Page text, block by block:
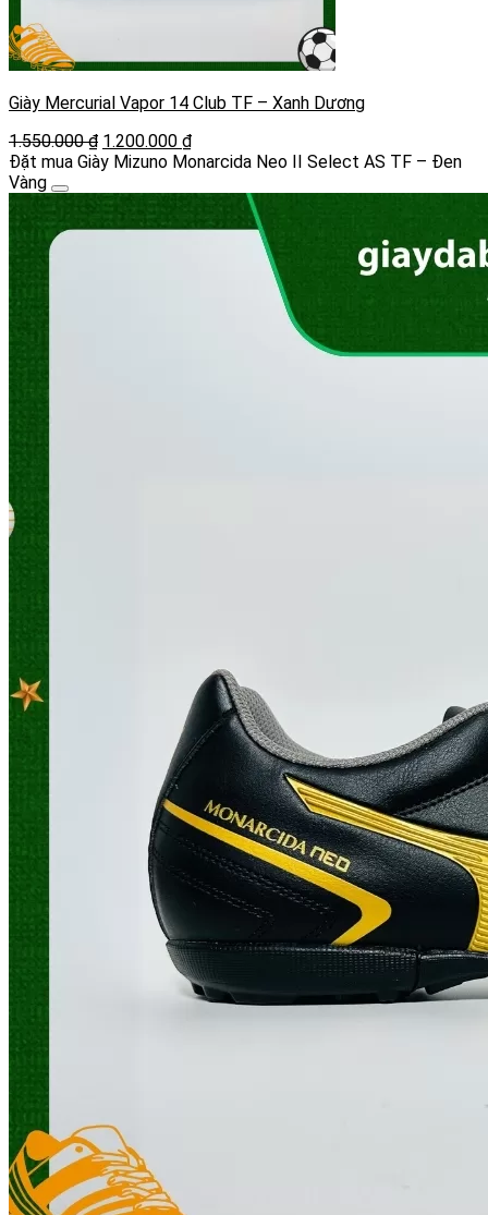
Giày Mercurial Vapor 14 Club TF – Xanh Dương
1.550.000₫ Giá
gốc
1.550.000 ₫.
1.200.000 ₫Giá
hiện
1.200.000 ₫.
Đặt mua Giày Mizuno Monarcida Neo II Select AS TF – Đen
Vàng